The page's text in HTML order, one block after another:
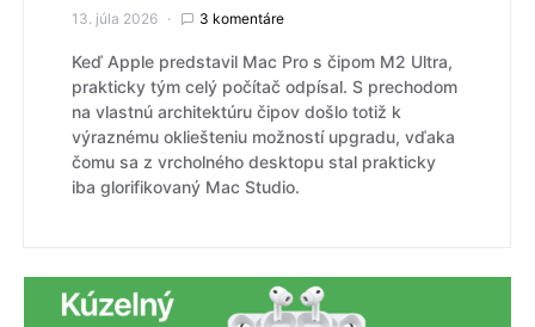
13. júla 2026 3 komentáre
Keď Apple predstavil Mac Pro s čipom M2 Ultra,
prakticky tým celý počítač odpísal. S prechodom
na vlastnú architektúru čipov došlo totiž k
výraznému okliešteniu možností upgradu, vďaka
čomu sa z vrcholného desktopu stal prakticky
iba glorifikovaný Mac Studio.